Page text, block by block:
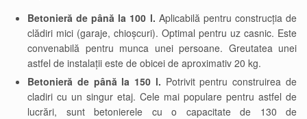
Betonieră de până la 100 l. Aplicabilă pentru construcția de
clădiri mici (garaje, chioșcuri). Optimal pentru uz casnic. Este
convenabilă pentru munca unei persoane. Greutatea unei
astfel de instalații este de obicei de aproximativ 20 kg.
Betonieră de până la 150 l. Potrivit pentru construirea de
cladiri cu un singur etaj. Cele mai populare pentru astfel de
lucrări, sunt betonierele cu o capacitate de 130 de